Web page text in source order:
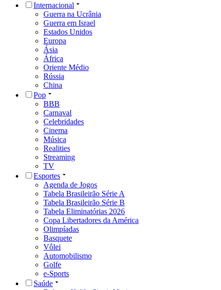
Internacional
Guerra na Ucrânia
Guerra em Israel
Estados Unidos
Europa
Ásia
África
Oriente Médio
Rússia
China
Pop
BBB
Carnaval
Celebridades
Cinema
Música
Realities
Streaming
TV
Esportes
Agenda de Jogos
Tabela Brasileirão Série A
Tabela Brasileirão Série B
Tabela Eliminatórias 2026
Copa Libertadores da América
Olimpíadas
Basquete
Vôlei
Automobilismo
Golfe
e-Sports
Saúde